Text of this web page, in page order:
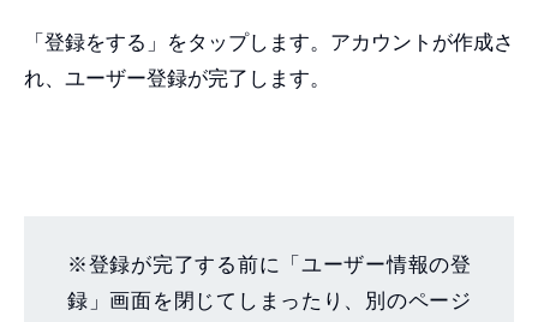
「登録をする」をタップします。アカウントが作成さ
れ、ユーザー登録が完了します。
※登録が完了する前に「ユーザー情報の登
録」画面を閉じてしまったり、別のページ